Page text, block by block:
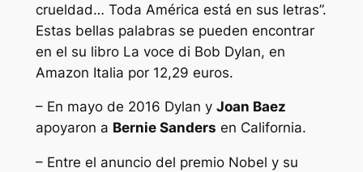
crueldad… Toda América está en sus letras”.
Estas bellas palabras se pueden encontrar
en el su libro La voce di Bob Dylan, en
Amazon Italia por 12,29 euros.
– En mayo de 2016 Dylan y Joan Baez
apoyaron a Bernie Sanders en California.
– Entre el anuncio del premio Nobel y su